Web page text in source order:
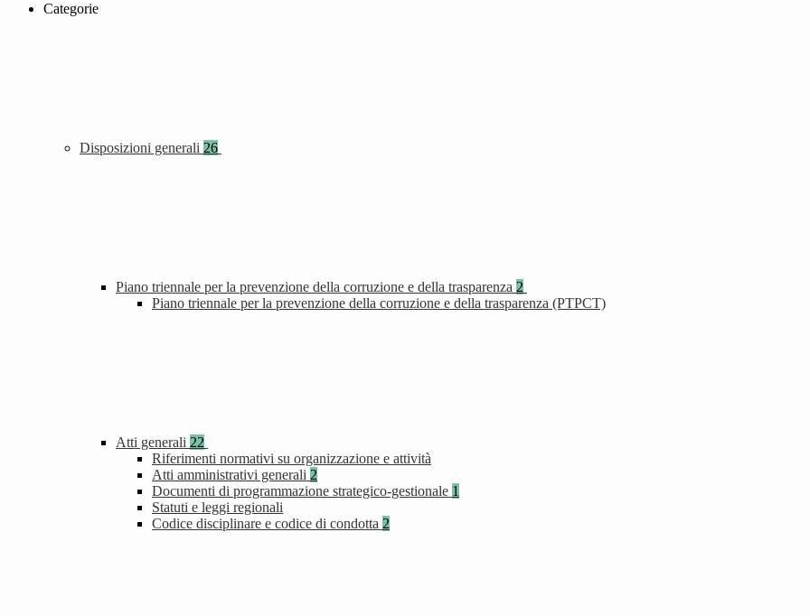
Categorie
Disposizioni generali 26
Piano triennale per la prevenzione della corruzione e della trasparenza 2
Piano triennale per la prevenzione della corruzione e della trasparenza (PTPCT)
Atti generali 22
Riferimenti normativi su organizzazione e attività
Atti amministrativi generali 2
Documenti di programmazione strategico-gestionale 1
Statuti e leggi regionali
Codice disciplinare e codice di condotta 2